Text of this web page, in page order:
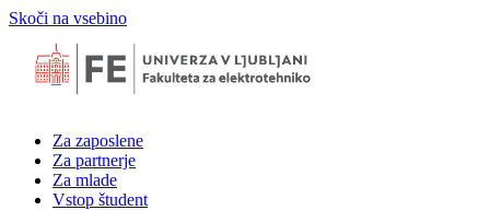
Skoči na vsebino
Za zaposlene
Za partnerje
Za mlade
Vstop študent